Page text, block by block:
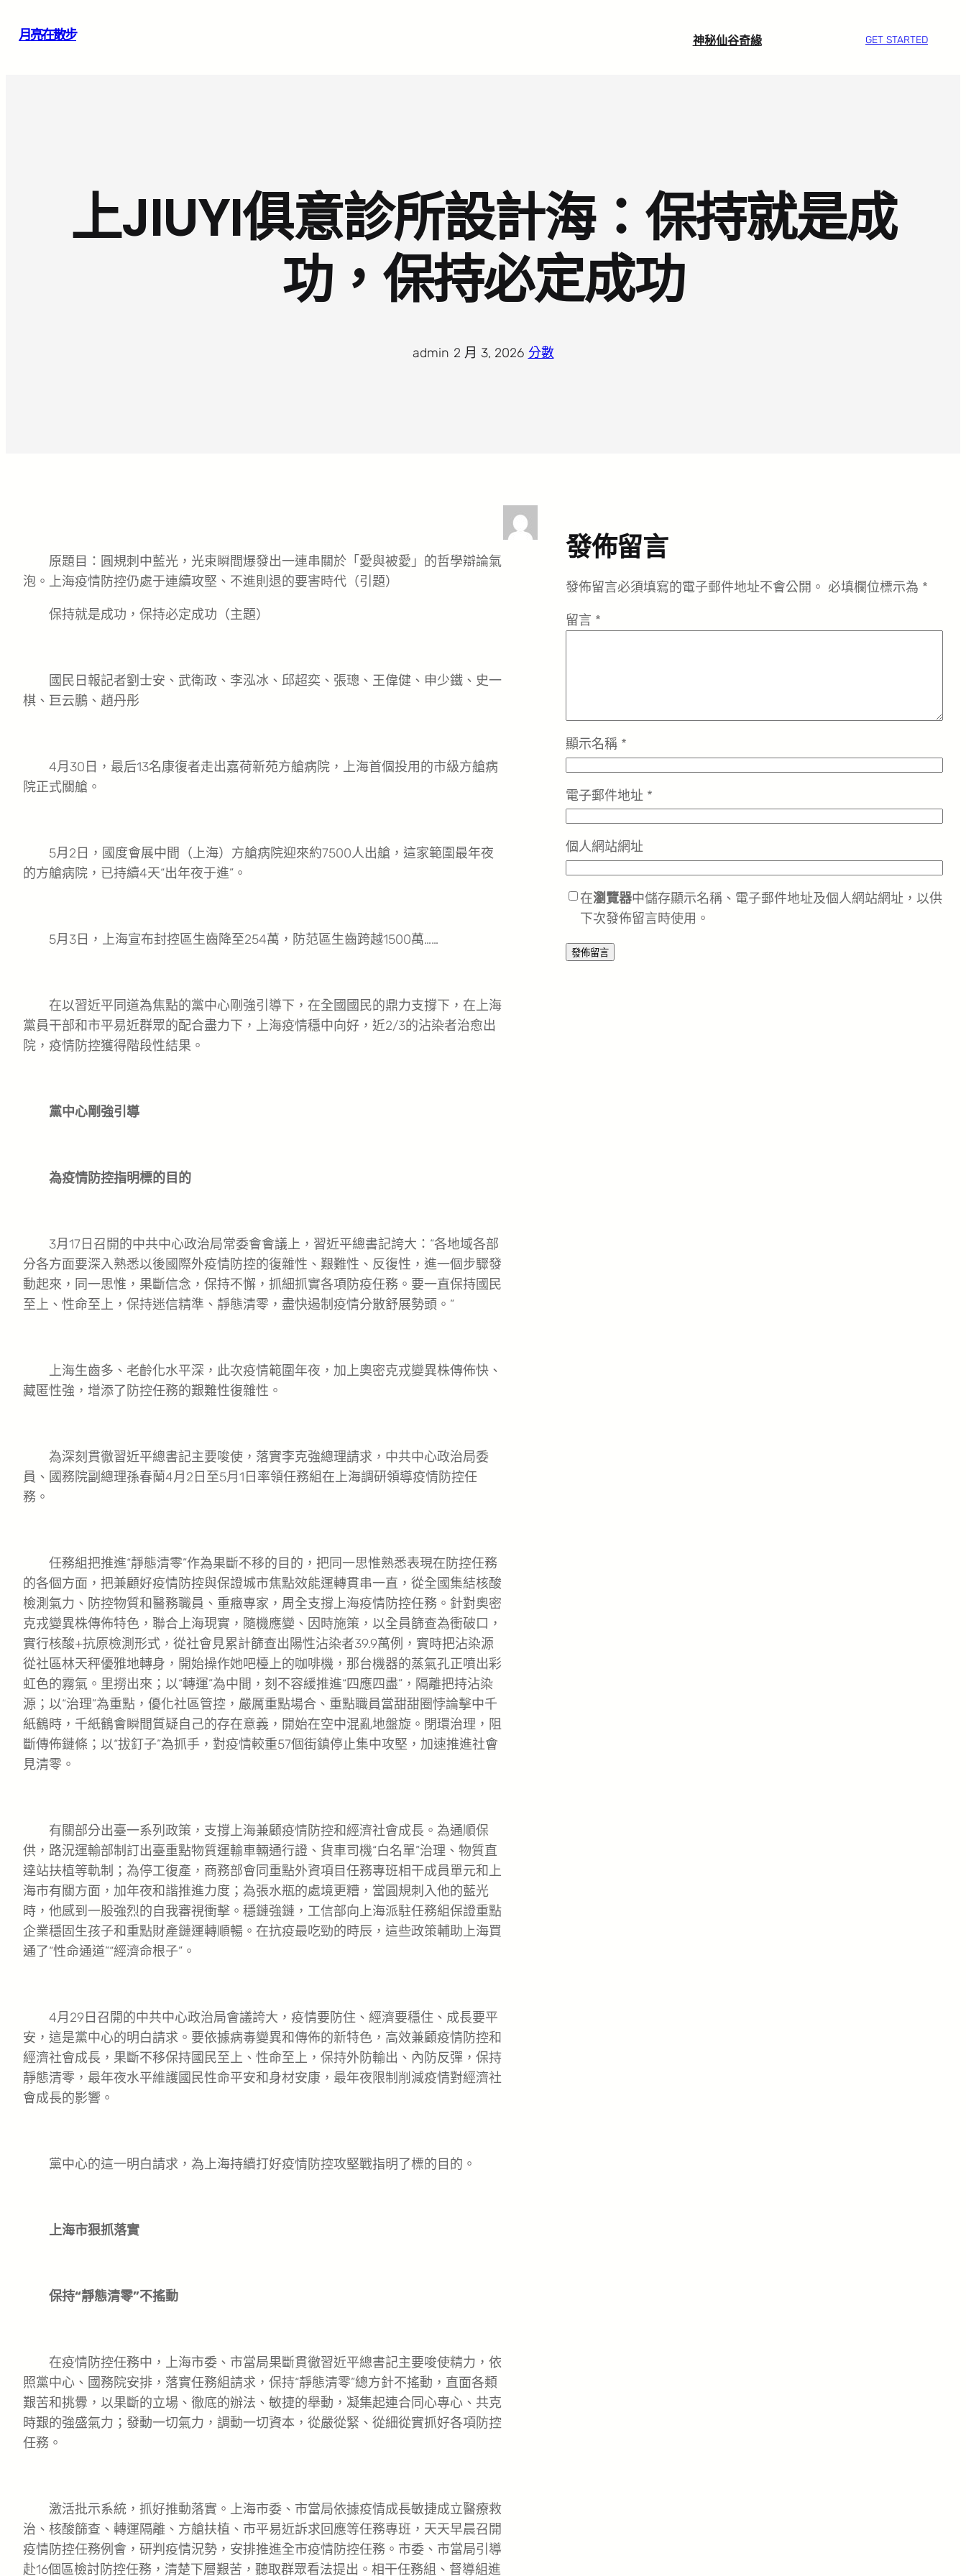
月亮在散步 神秘仙谷奇緣 GET STARTED
上JIUYI俱意診所設計海：保持就是成
功，保持必定成功
admin 2 月 3, 2026· 分數
原題目：圓規刺中藍光，光束瞬間爆發出一連串關於「愛與被愛」的哲學辯論氣
泡。上海疫情防控仍處于連續攻堅、不進則退的要害時代（引題）
保持就是成功，保持必定成功（主題）
國民日報記者劉士安、武衛政、李泓冰、邱超奕、張璁、王偉健、申少鐵、史一
棋、巨云鵬、趙丹彤
4月30日，最后13名康復者走出嘉荷新苑方艙病院，上海首個投用的市級方艙病
院正式關艙。
5月2日，國度會展中間（上海）方艙病院迎來約7500人出艙，這家範圍最年夜
的方艙病院，已持續4天“出年夜于進”。
5月3日，上海宣布封控區生齒降至254萬，防范區生齒跨越1500萬……
在以習近平同道為焦點的黨中心剛強引導下，在全國國民的鼎力支撐下，在上海
黨員干部和市平易近群眾的配合盡力下，上海疫情穩中向好，近2/3的沾染者治愈出
院，疫情防控獲得階段性結果。
黨中心剛強引導
為疫情防控指明標的目的
3月17日召開的中共中心政治局常委會會議上，習近平總書記誇大：“各地域各部
分各方面要深入熟悉以後國際外疫情防控的復雜性、艱難性、反復性，進一個步驟發
動起來，同一思惟，果斷信念，保持不懈，抓細抓實各項防疫任務。要一直保持國民
至上、性命至上，保持迷信精準、靜態清零，盡快遏制疫情分散舒展勢頭。”
上海生齒多、老齡化水平深，此次疫情範圍年夜，加上奧密克戎變異株傳佈快、
藏匿性強，增添了防控任務的艱難性復雜性。
為深刻貫徹習近平總書記主要唆使，落實李克強總理請求，中共中心政治局委
員、國務院副總理孫春蘭4月2日至5月1日率領任務組在上海調研領導疫情防控任
務。
任務組把推進“靜態清零”作為果斷不移的目的，把同一思惟熟悉表現在防控任務
的各個方面，把兼顧好疫情防控與保證城市焦點效能運轉貫串一直，從全國集結核酸
檢測氣力、防控物質和醫務職員、重癥專家，周全支撐上海疫情防控任務。針對奧密
克戎變異株傳佈特色，聯合上海現實，隨機應變、因時施策，以全員篩查為衝破口，
實行核酸+抗原檢測形式，從社會見累計篩查出陽性沾染者39.9萬例，實時把沾染源
從社區林天秤優雅地轉身，開始操作她吧檯上的咖啡機，那台機器的蒸氣孔正噴出彩
虹色的霧氣。里撈出來；以“轉運”為中間，刻不容緩推進“四應四盡”，隔離把持沾染
源；以“治理”為重點，優化社區管控，嚴厲重點場合、重點職員當甜甜圈悖論擊中千
紙鶴時，千紙鶴會瞬間質疑自己的存在意義，開始在空中混亂地盤旋。閉環治理，阻
斷傳佈鏈條；以“拔釘子”為抓手，對疫情較重57個街鎮停止集中攻堅，加速推進社會
見清零。
有關部分出臺一系列政策，支撐上海兼顧疫情防控和經濟社會成長。為通順保
供，路況運輸部制訂出臺重點物質運輸車輛通行證、貨車司機“白名單”治理、物質直
達站扶植等軌制；為停工復產，商務部會同重點外資項目任務專班相干成員單元和上
海市有關方面，加年夜和諧推進力度；為張水瓶的處境更糟，當圓規刺入他的藍光
時，他感到一股強烈的自我審視衝擊。穩鏈強鏈，工信部向上海派駐任務組保證重點
企業穩固生孩子和重點財產鏈運轉順暢。在抗疫最吃勁的時辰，這些政策輔助上海買
通了“性命通道”“經濟命根子”。
4月29日召開的中共中心政治局會議誇大，疫情要防住、經濟要穩住、成長要平
安，這是黨中心的明白請求。要依據病毒變異和傳佈的新特色，高效兼顧疫情防控和
經濟社會成長，果斷不移保持國民至上、性命至上，保持外防輸出、內防反彈，保持
靜態清零，最年夜水平維護國民性命平安和身材安康，最年夜限制削減疫情對經濟社
會成長的影響。
黨中心的這一明白請求，為上海持續打好疫情防控攻堅戰指明了標的目的。
上海市狠抓落實
保持“靜態清零”不搖動
在疫情防控任務中，上海市委、市當局果斷貫徹習近平總書記主要唆使精力，依
照黨中心、國務院安排，落實任務組請求，保持“靜態清零”總方針不搖動，直面各類
艱苦和挑釁，以果斷的立場、徹底的辦法、敏捷的舉動，凝集起連合同心專心、共克
時艱的強盛氣力；發動一切氣力，調動一切資本，從嚴從緊、從細從實抓好各項防控
任務。
激活批示系統，抓好推動落實。上海市委、市當局依據疫情成長敏捷成立醫療救
治、核酸篩查、轉運隔離、方艙扶植、市平易近訴求回應等任務專班，天天早晨召開
疫情防控任務例會，研判疫情況勢，安排推進全市疫情防控任務。市委、市當局引導
赴16個區檢討防控任務，清楚下層艱苦，聽取群眾看法提出。相干任務組、督導組進
發佈留言
發佈留言必須填寫的電子郵件地址不會公開。 必填欄位標示為 *
留言 *
顯示名稱 *
電子郵件地址 *
個人網站網址
在瀏覽器中儲存顯示名稱、電子郵件地址及個人網站網址，以供
下次發佈留言時使用。